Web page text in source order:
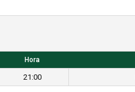
Hora
21:00